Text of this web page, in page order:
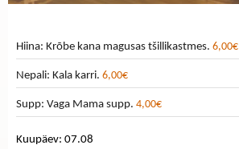
Hiina: Krõbe kana magusas tšillikastmes. 6,00€
Nepali: Kala karri. 6,00€
Supp: Vaga Mama supp. 4,00€
Kuupäev: 07.08